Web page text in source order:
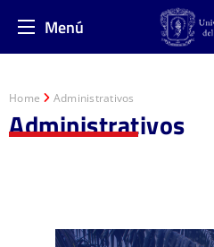
Menú
Home Administrativos
Administrativos